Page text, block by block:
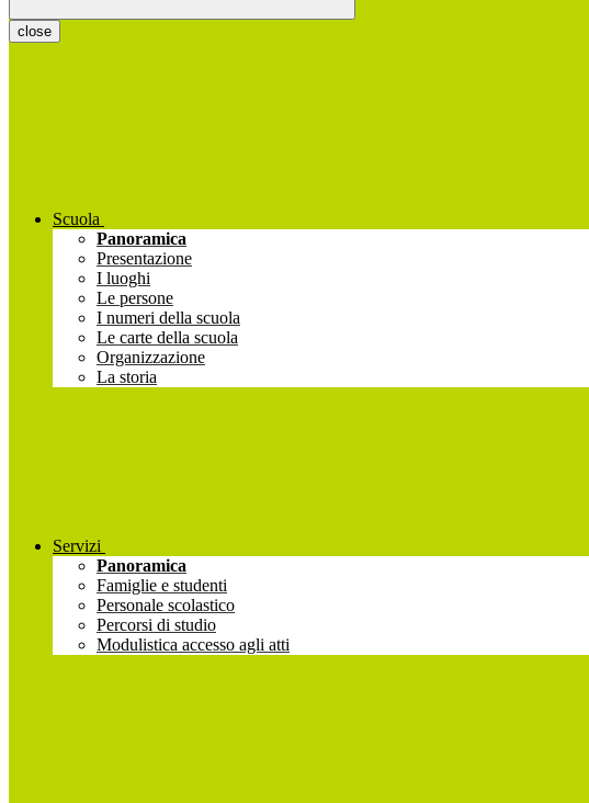
close
Scuola
Panoramica
Presentazione
I luoghi
Le persone
I numeri della scuola
Le carte della scuola
Organizzazione
La storia
Servizi
Panoramica
Famiglie e studenti
Personale scolastico
Percorsi di studio
Modulistica accesso agli atti